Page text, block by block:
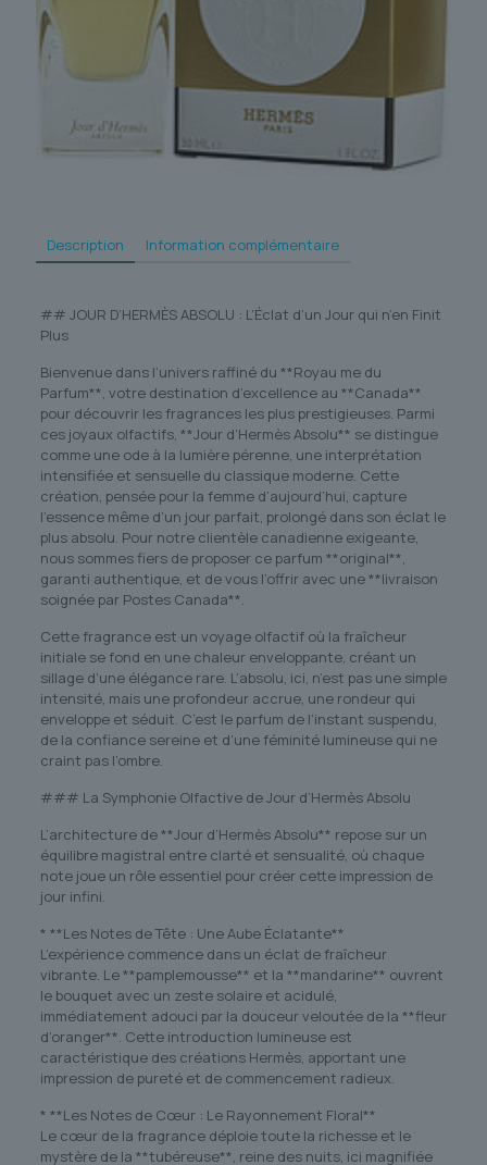
Description Information complémentaire
## JOUR D’HERMÈS ABSOLU : L’Éclat d’un Jour qui n’en Finit
Plus
Bienvenue dans l’univers raffiné du **Royau me du
Parfum**, votre destination d’excellence au **Canada**
pour découvrir les fragrances les plus prestigieuses. Parmi
ces joyaux olfactifs, **Jour d’Hermès Absolu** se distingue
comme une ode à la lumière pérenne, une interprétation
intensifiée et sensuelle du classique moderne. Cette
création, pensée pour la femme d’aujourd’hui, capture
l’essence même d’un jour parfait, prolongé dans son éclat le
plus absolu. Pour notre clientèle canadienne exigeante,
nous sommes fiers de proposer ce parfum **original**,
garanti authentique, et de vous l’offrir avec une **livraison
soignée par Postes Canada**.
Cette fragrance est un voyage olfactif où la fraîcheur
initiale se fond en une chaleur enveloppante, créant un
sillage d’une élégance rare. L’absolu, ici, n’est pas une simple
intensité, mais une profondeur accrue, une rondeur qui
enveloppe et séduit. C’est le parfum de l’instant suspendu,
de la confiance sereine et d’une féminité lumineuse qui ne
craint pas l’ombre.
### La Symphonie Olfactive de Jour d’Hermès Absolu
L’architecture de **Jour d’Hermès Absolu** repose sur un
équilibre magistral entre clarté et sensualité, où chaque
note joue un rôle essentiel pour créer cette impression de
jour infini.
* **Les Notes de Tête : Une Aube Éclatante**
L’expérience commence dans un éclat de fraîcheur
vibrante. Le **pamplemousse** et la **mandarine** ouvrent
le bouquet avec un zeste solaire et acidulé,
immédiatement adouci par la douceur veloutée de la **fleur
d’oranger**. Cette introduction lumineuse est
caractéristique des créations Hermès, apportant une
impression de pureté et de commencement radieux.
* **Les Notes de Cœur : Le Rayonnement Floral**
Le cœur de la fragrance déploie toute la richesse et le
mystère de la **tubéreuse**, reine des nuits, ici magnifiée